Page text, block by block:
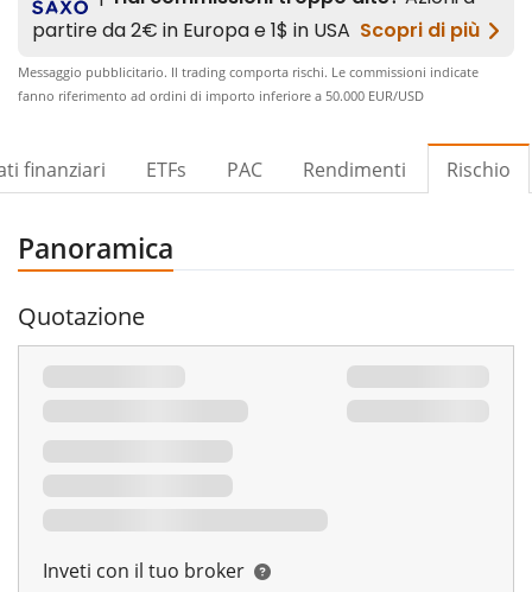
Messaggio pubblicitario. Il trading comporta rischi. Le commissioni indicate
fanno riferimento ad ordini di importo inferiore a 50.000 EUR/USD​
finanziari ETFs PAC Rendimenti Rischio
Panoramica
Quotazione
Inveti con il tuo broker